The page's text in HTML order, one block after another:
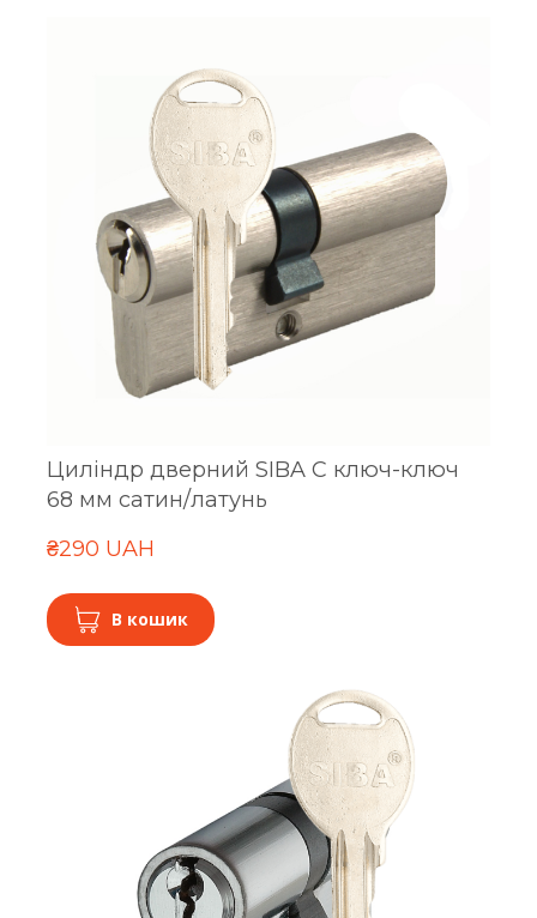
Циліндр дверний SIBA C ключ-ключ
68 мм сатин/латунь
₴290 UAH
В кошик